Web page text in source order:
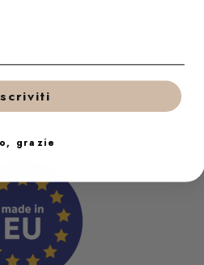
riporle sui ganci
grazie